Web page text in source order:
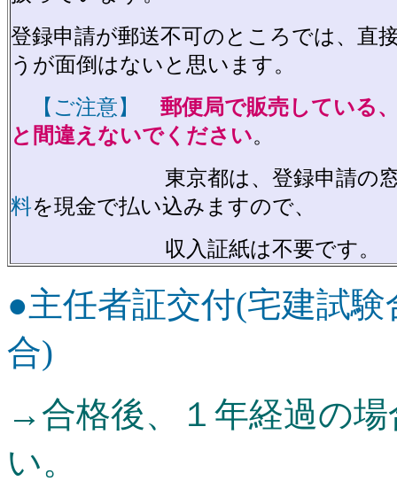
登録申請が郵送不可のところでは、直
うが面倒はないと思います。
【ご注意】
郵便局で販売している
と間違えないでください。
東京都は、登録申請の窓
料を現金で払い込みますので、
収入証紙は不要です。
●主任者証交付(宅建試
合)
→合格後、１年経過の場
い。